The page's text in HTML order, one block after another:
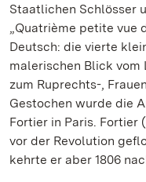
Staatlichen Schlösser
„Quatrième petite vue
Deutsch: die vierte
malerischen Blick vom
zum Ruprechts-,
Gestochen wurde die
Fortier in Paris. Fortier
vor der Revolution
kehrte er aber 1806